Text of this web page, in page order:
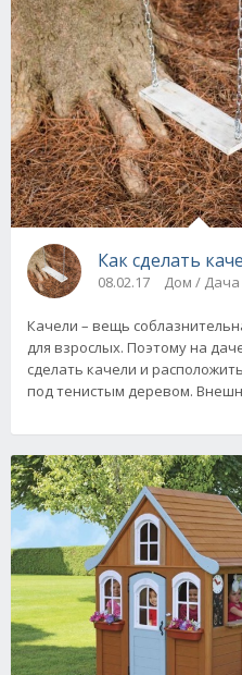
Как сделать
08.02.17 Дом / Дача
Качели – вещь
для взрослых. Поэтому на
сделать качели и
под тенистым деревом.